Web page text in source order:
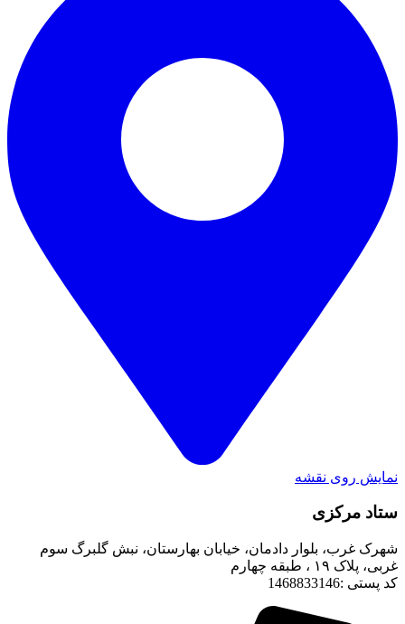
نمایش روی نقشه
ستاد مرکزی
شهرک غرب، بلوار دادمان، خیابان بهارستان، نبش گلبرگ سوم
غربی، پلاک ۱۹ ، طبقه چهارم
کد پستی :1468833146